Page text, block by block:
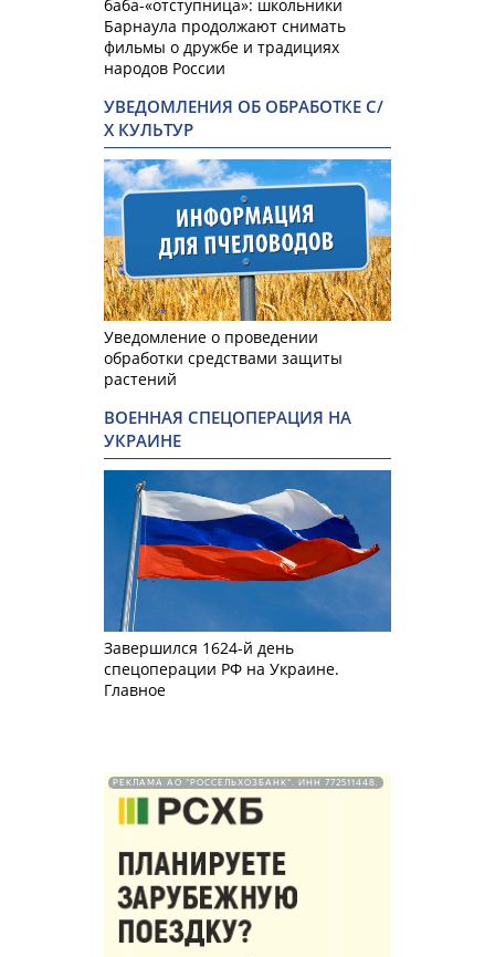
баба-«отступница»: школьники
Барнаула продолжают снимать
фильмы о дружбе и традициях
народов России
УВЕДОМЛЕНИЯ ОБ ОБРАБОТКЕ С/
Х КУЛЬТУР
Уведомление о проведении
обработки средствами защиты
растений
ВОЕННАЯ СПЕЦОПЕРАЦИЯ НА
УКРАИНЕ
Завершился 1624-й день
спецоперации РФ на Украине.
Главное
РЕКЛАМА АО "РОССЕЛЬХОЗБАНК". ИНН 772511448.